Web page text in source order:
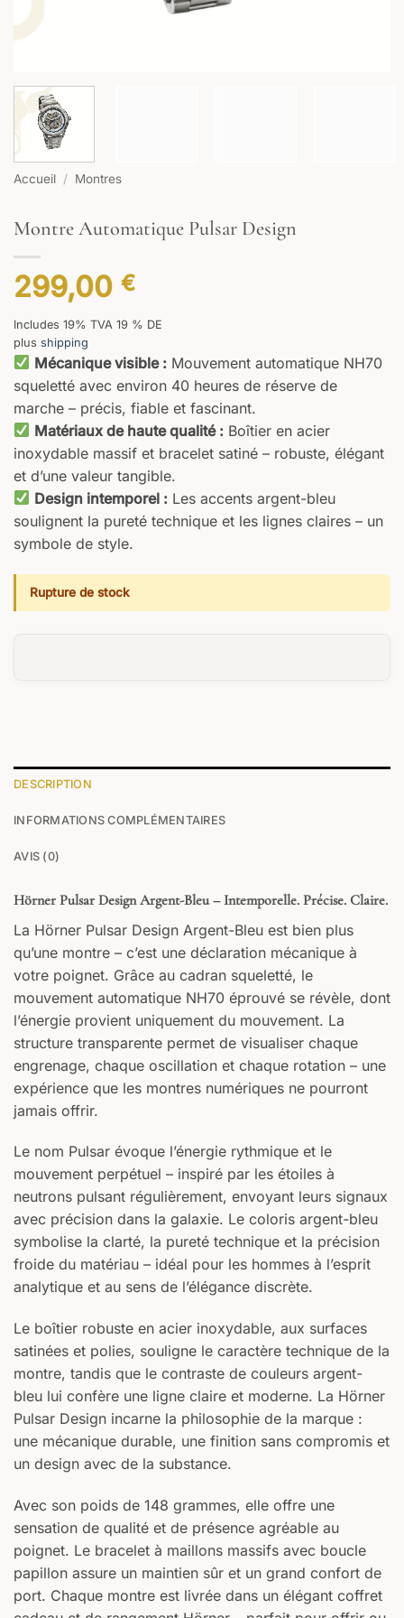
Accueil / Montres
Montre Automatique Pulsar Design
299,00 €
Includes 19% TVA 19 % DE
plus shipping
Mécanique visible : Mouvement automatique NH70
squeletté avec environ 40 heures de réserve de
marche – précis, fiable et fascinant.
Matériaux de haute qualité : Boîtier en acier
inoxydable massif et bracelet satiné – robuste, élégant
et d’une valeur tangible.
Design intemporel : Les accents argent-bleu
soulignent la pureté technique et les lignes claires – un
symbole de style.
Rupture de stock
DESCRIPTION
INFORMATIONS COMPLÉMENTAIRES
AVIS (0)
Hörner Pulsar Design Argent-Bleu – Intemporelle. Précise. Claire.
La Hörner Pulsar Design Argent-Bleu est bien plus
qu’une montre – c’est une déclaration mécanique à
votre poignet. Grâce au cadran squeletté, le
mouvement automatique NH70 éprouvé se révèle, dont
l’énergie provient uniquement du mouvement. La
structure transparente permet de visualiser chaque
engrenage, chaque oscillation et chaque rotation – une
expérience que les montres numériques ne pourront
jamais offrir.
Le nom Pulsar évoque l’énergie rythmique et le
mouvement perpétuel – inspiré par les étoiles à
neutrons pulsant régulièrement, envoyant leurs signaux
avec précision dans la galaxie. Le coloris argent-bleu
symbolise la clarté, la pureté technique et la précision
froide du matériau – idéal pour les hommes à l’esprit
analytique et au sens de l’élégance discrète.
Le boîtier robuste en acier inoxydable, aux surfaces
satinées et polies, souligne le caractère technique de la
montre, tandis que le contraste de couleurs argent-
bleu lui confère une ligne claire et moderne. La Hörner
Pulsar Design incarne la philosophie de la marque :
une mécanique durable, une finition sans compromis et
un design avec de la substance.
Avec son poids de 148 grammes, elle offre une
sensation de qualité et de présence agréable au
poignet. Le bracelet à maillons massifs avec boucle
papillon assure un maintien sûr et un grand confort de
port. Chaque montre est livrée dans un élégant coffret